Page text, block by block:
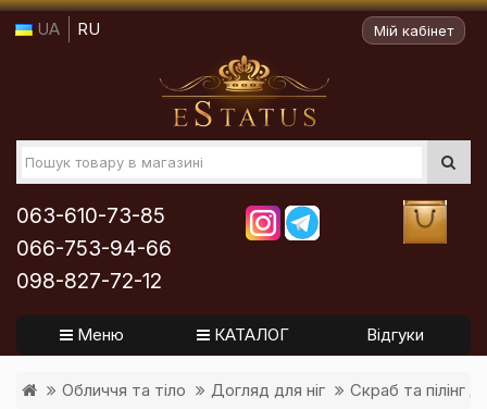
UA RU Мій кабінет
063-610-73-85
066-753-94-66
098-827-72-12
Меню КАТАЛОГ Відгуки
Обличчя та тіло Догляд для ніг Скраб та пілінг